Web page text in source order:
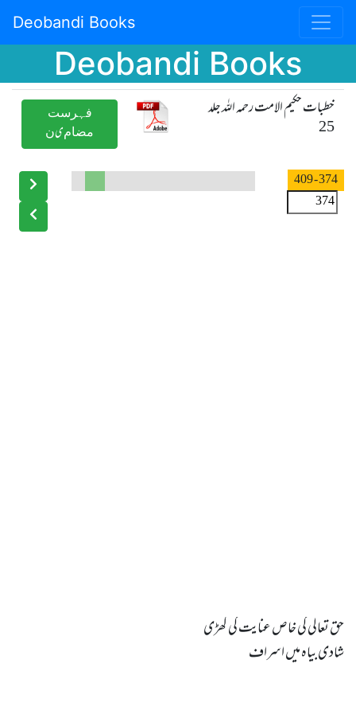
Deobandi Books
Deobandi Books
خطبات حکیم الامت رحمہ اللہ جلد
25
ﻓﮩﺮﺳﺖ
ﻣﻀﺎﻡیﻥ
374
- 409
شادی بیاہ میں اسراف